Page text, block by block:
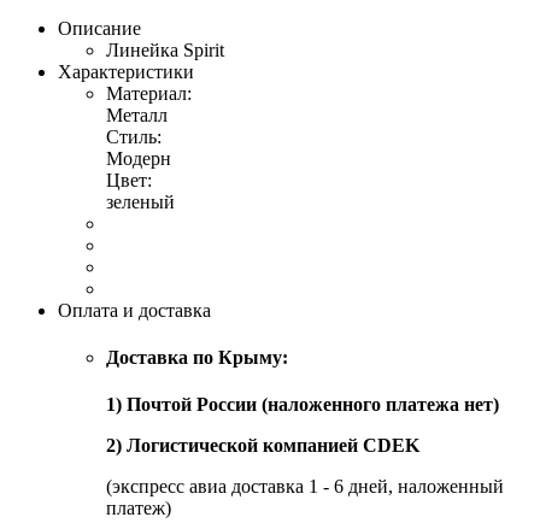
Описание
Линейка Spirit
Характеристики
Материал:
Металл
Стиль:
Модерн
Цвет:
зеленый
Оплата и доставка
Доставка по Крыму:
1) Почтой России (наложенного платежа нет)
2) Логистической компанией CDEK
(экспресс авиа доставка 1 - 6 дней, наложенный
платеж)